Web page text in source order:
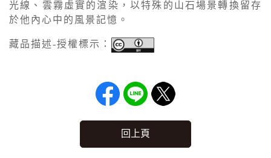
光線、雲霧虛實的渲染，以特殊的山石場景轉換留存
於他內心中的風景記憶。
藏品描述-授權標示：
回上頁